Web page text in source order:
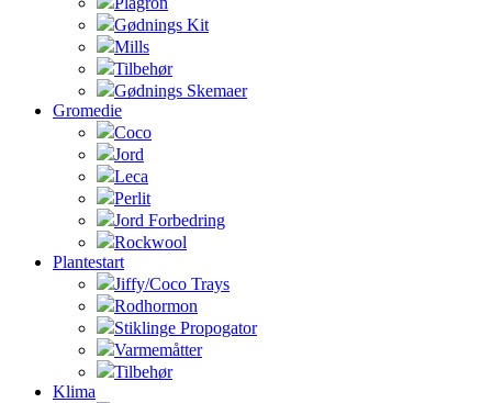
Gødnings Kit
Mills
Tilbehør
Gødnings Skemaer
Gromedie
Coco
Jord
Leca
Perlit
Jord Forbedring
Rockwool
Plantestart
Jiffy/Coco Trays
Rodhormon
Stiklinge Propogator
Varmemåtter
Tilbehør
Klima